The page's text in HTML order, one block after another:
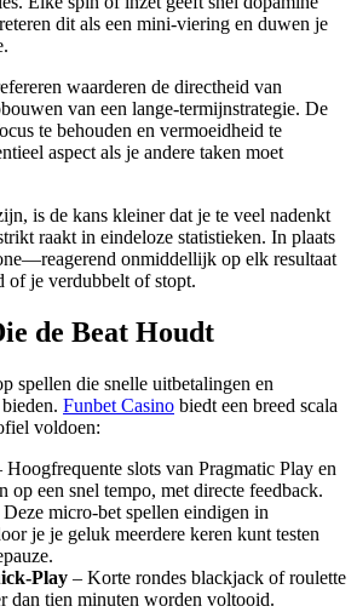
dit als een mini‑viering en duwen je
waarderen de directheid van
van een lange‑termijnstrategie. De
te behouden en vermoeidheid te
aspect als je andere taken moet
is de kans kleiner dat je te veel nadenkt
raakt in eindeloze statistieken. In plaats
onmiddellijk op elk resultaat
of je verdubbelt of stopt.
de Beat Houdt
spellen die snelle uitbetalingen en
Funbet Casino biedt een breed scala
voldoen:
Hoogfrequente slots van Pragmatic Play en
op een snel tempo, met directe feedback.
Deze micro‑bet spellen eindigen in
je je geluk meerdere keren kunt testen
– Korte rondes blackjack of roulette
dan tien minuten worden voltooid.